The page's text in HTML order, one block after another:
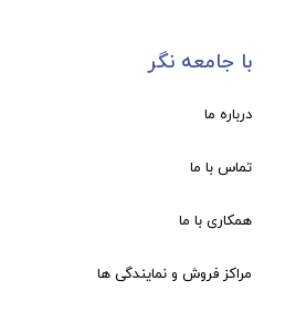
با جامعه نگر
درباره ما
تماس با ما
همکاری با ما
مراکز فروش و نمایندگی ها